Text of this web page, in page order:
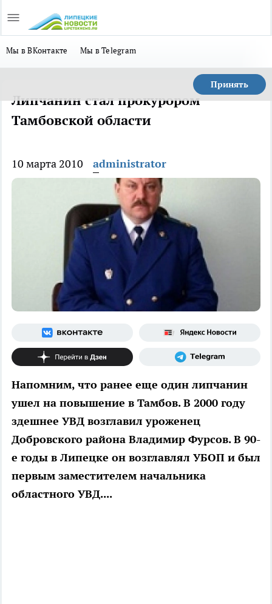
Мы в ВКонтакте Мы в Telegram
Принять
Липчанин стал прокурором
Тамбовской области
10 марта 2010 administrator
Напомним, что ранее еще один липчанин
ушел на повышение в Тамбов. В 2000 году
здешнее УВД возглавил уроженец
Добровского района Владимир Фурсов. В 90-
е годы в Липецке он возглавлял УБОП и был
первым заместителем начальника
областного УВД....